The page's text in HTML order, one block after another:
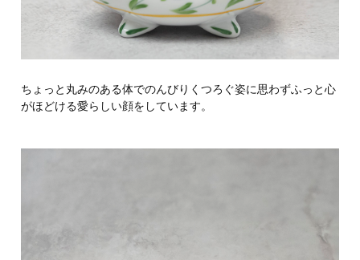
ちょっと丸みのある体でのんびりくつろぐ姿に思わずふっと心
がほどける愛らしい顔をしています。